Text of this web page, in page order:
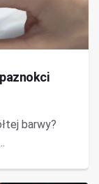
barwy?